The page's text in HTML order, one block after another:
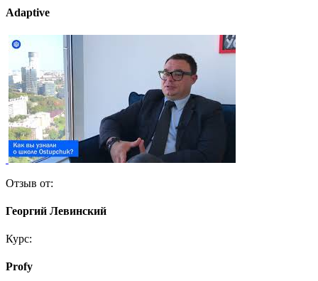
Adaptive
Отзыв от:
Георгий Левинский
Курс:
Profy